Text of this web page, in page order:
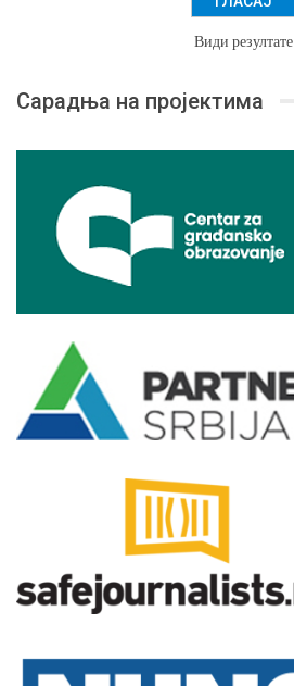
Види резултате
Сарадња на пројектима